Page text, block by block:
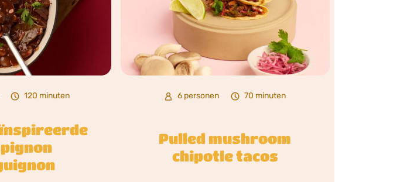
120 minuten 6 personen 70 minuten
Pulled mushroom
chipotle tacos